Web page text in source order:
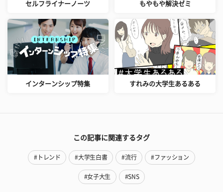
セルフライナーノーツ もやもや解決ゼミ
インターンシップ特集 すれみの大学生あるある
この記事に関連するタグ
#トレンド #大学生白書 #流行 #ファッション
#女子大生 #SNS